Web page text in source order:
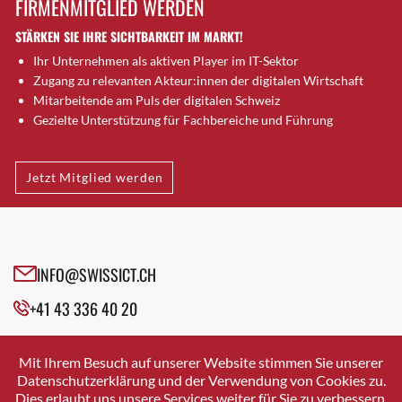
Brugg AG
Brütten
Bubendorf
Bubikon
Buchs (SG)
Bäretswil
Bülach
Cazis
Crissier
Davos Platz
Dierikon
Dietikon
FIRMENMITGLIED WERDEN
STÄRKEN SIE IHRE SICHTBARKEIT IM MARKT!
Ihr Unternehmen als aktiven Player im IT-Sektor
Zugang zu relevanten Akteur:innen der digitalen Wirtschaft
Mitarbeitende am Puls der digitalen Schweiz
Gezielte Unterstützung für Fachbereiche und Führung
Jetzt Mitglied werden
INFO@SWISSICT.CH
+41 43 336 40 20
SWISSICT
VULKANSTRASSE 120
8048 ZURICH
Mit Ihrem Besuch auf unserer Website stimmen Sie unserer
Datenschutzerklärung und der Verwendung von Cookies zu.
Dies erlaubt uns unsere Services weiter für Sie zu verbessern.